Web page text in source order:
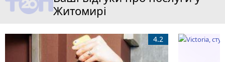
Житомирі
4.2